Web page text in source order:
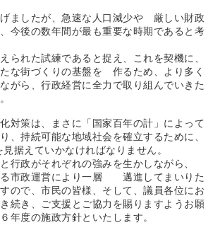
ましたが、急速な人口減少や 厳しい財政
今後の数年間が最も重要な時期であると考
られた試練であると捉え、これを契機に、
な街づくりの基盤を 作るため、より多く
がら、行政経営に全力で取り組んでいきた
対策は、まさに「国家百年の計」によって
、持続可能な地域社会を確立するために、
据えていかなければなりません。
行政がそれぞれの強みを生かしながら、
る市政運営により一層 邁進してまいりた
ので、市民の皆様、そして、議員各位にお
続き、ご支援とご協力を賜りますようお願
年度の施政方針といたします。